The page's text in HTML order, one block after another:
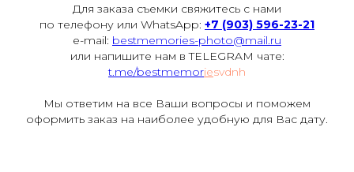
Для заказа съемки свяжитесь с нами
по телефону или WhatsApp: +7 (903) 596-23-21
e-mail: bestmemories-photo@mail.ru
или напишите нам в TELEGRAM чате:
t.me/bestmemoriesvdnh
Мы ответим на все Ваши вопросы и поможем
оформить заказ на наиболее удобную для Вас дату.